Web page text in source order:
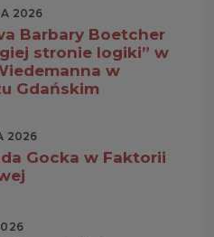
2026
Barbary Boetcher
stronie logiki” w
w
Gdańskim
2026
Gocka w Faktorii